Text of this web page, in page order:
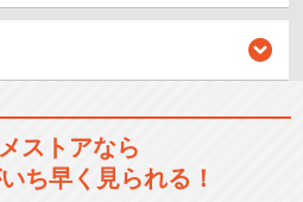
ストアなら
ち早く見られる！